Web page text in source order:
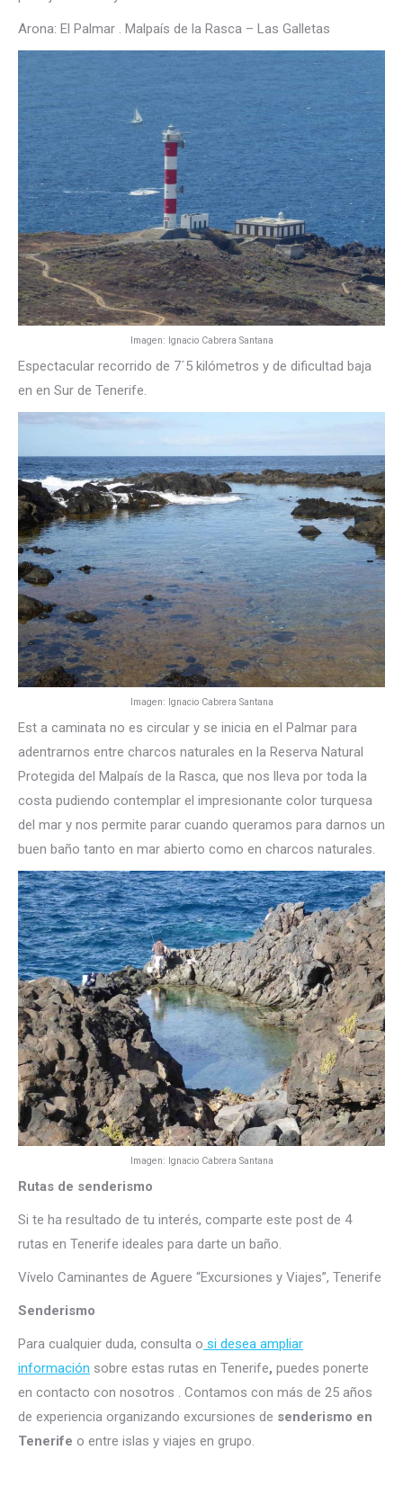
Arona: El Palmar . Malpaís de la Rasca – Las Galletas
Imagen: Ignacio Cabrera Santana
Espectacular recorrido de 7´5 kilómetros y de dificultad baja
en en Sur de Tenerife.
Imagen: Ignacio Cabrera Santana
Est a caminata no es circular y se inicia en el Palmar para
adentrarnos entre charcos naturales en la Reserva Natural
Protegida del Malpaís de la Rasca, que nos lleva por toda la
costa pudiendo contemplar el impresionante color turquesa
del mar y nos permite parar cuando queramos para darnos un
buen baño tanto en mar abierto como en charcos naturales.
Imagen: Ignacio Cabrera Santana
Rutas de senderismo
Si te ha resultado de tu interés, comparte este post de 4
rutas en Tenerife ideales para darte un baño.
Vívelo Caminantes de Aguere “Excursiones y Viajes”, Tenerife
Senderismo
Para cualquier duda, consulta o si desea ampliar
información sobre estas rutas en Tenerife, puedes ponerte
en contacto con nosotros . Contamos con más de 25 años
de experiencia organizando excursiones de senderismo en
Tenerife o entre islas y viajes en grupo.